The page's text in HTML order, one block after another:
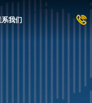
系我们